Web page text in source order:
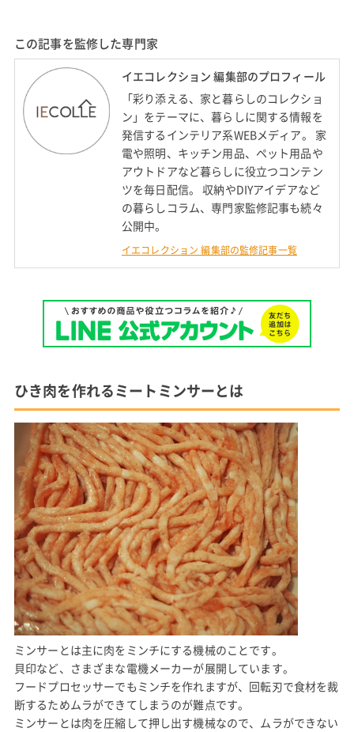
この記事を監修した専門家
イエコレクション 編集部のプロフィール
「彩り添える、家と暮らしのコレクショ
ン」をテーマに、暮らしに関する情報を
発信するインテリア系WEBメディア。 家
電や照明、キッチン用品、ペット用品や
アウトドアなど暮らしに役立つコンテン
ツを毎日配信。 収納やDIYアイデアなど
の暮らしコラム、専門家監修記事も続々
公開中。
イエコレクション 編集部の監修記事一覧
ひき肉を作れるミートミンサーとは
ミンサーとは主に肉をミンチにする機械のことです。
貝印など、さまざまな電機メーカーが展開しています。
フードプロセッサーでもミンチを作れますが、回転刃で食材を裁
断するためムラができてしまうのが難点です。
ミンサーとは肉を圧縮して押し出す機械なので、ムラができない